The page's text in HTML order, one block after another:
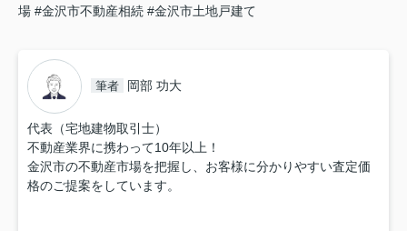
場 #金沢市不動産相続 #金沢市土地戸建て
筆者 岡部 功大
代表（宅地建物取引士）
不動産業界に携わって10年以上！
金沢市の不動産市場を把握し、お客様に分かりやすい査定価
格のご提案をしています。